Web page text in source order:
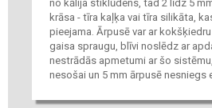
no kālija stiklūdens, tad 2 līdz 5
krāsa - tīra kaļķa vai tīra silikāta,
pieejama. Ārpusē var ar
gaisa spraugu, blīvi noslēdz ar
nestrādās apmetumi ar šo
nesošai un 5 mm ārpusē nesniegs